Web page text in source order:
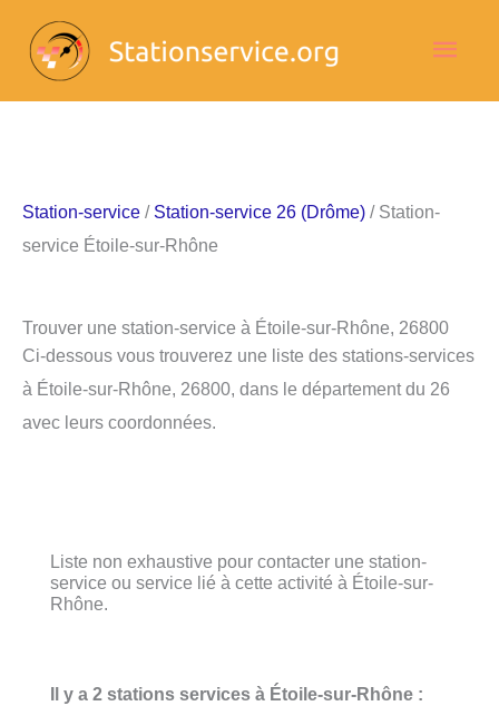
contenu
Station-service / Station-service 26 (Drôme) / Station-
service Étoile-sur-Rhône
Trouver une station-service à Étoile-sur-Rhône, 26800
Ci-dessous vous trouverez une liste des stations-services
à Étoile-sur-Rhône, 26800, dans le département du 26
avec leurs coordonnées.
Liste non exhaustive pour contacter une station-
service ou service lié à cette activité à Étoile-sur-
Rhône.
Il y a 2 stations services à Étoile-sur-Rhône :